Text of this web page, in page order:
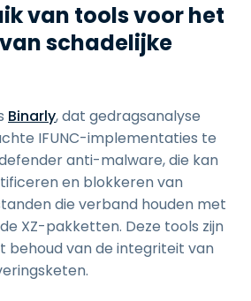
van tools voor het
schadelijke
Binarly, dat gedragsanalyse
IFUNC-implementaties te
anti-malware, die kan
en blokkeren van
die verband houden met
XZ-pakketten. Deze tools zijn
behoud van de integriteit van